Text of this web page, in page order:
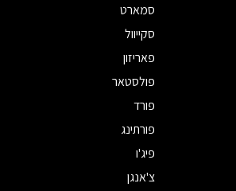
סמארט
סקייוול
פאריזון
פולסטאר
פורד
פורתינג
פיג'ו
צ'אנגן